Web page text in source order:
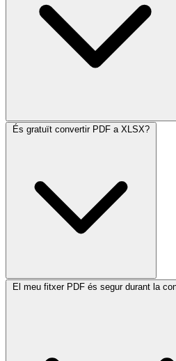
És gratuït convertir PDF a XLSX?
El meu fitxer PDF és segur durant la